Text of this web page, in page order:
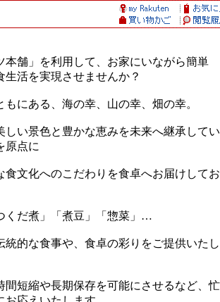
本舗」を利用して、お家にいながら簡単
生活を実現させませんか？
もにある、海の幸、山の幸、畑の幸。
しい景色と豊かな恵みを未来へ継承してい
原点に
食文化へのこだわりを食卓へお届けしてお
くだ煮」「煮豆」「惣菜」…
統的な食事や、食卓の彩りをご提供いたし
間短縮や長期保存を可能にさせるなど、忙